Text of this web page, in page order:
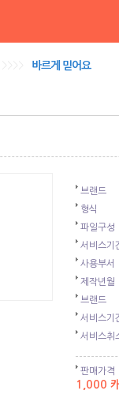
바르게 믿어요
브랜드
형식
파일구성
서비스기
사용부서
제작년월
브랜드
서비스기
서비스취
판매가격
1,000